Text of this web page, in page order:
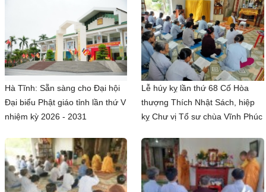
Hà Tĩnh: Sẵn sàng cho Đại hội
Đại biểu Phật giáo tỉnh lần thứ V
nhiệm kỳ 2026 - 2031
Lễ húy kỵ lần thứ 68 Cố Hòa
thượng Thích Nhật Sách, hiệp
kỵ Chư vị Tổ sư chùa Vĩnh Phúc